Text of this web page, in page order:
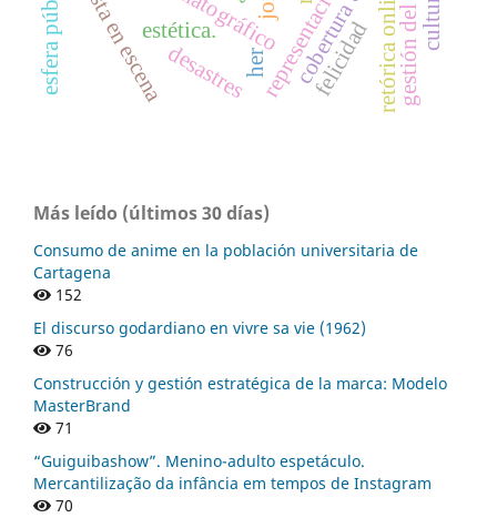
estética.
puesta en escena felicidad
her retórica online
desastres
Más leído (últimos 30 días)
Consumo de anime en la población universitaria de
Cartagena
152
El discurso godardiano en vivre sa vie (1962)
76
Construcción y gestión estratégica de la marca: Modelo
MasterBrand
71
“Guiguibashow”. Menino-adulto espetáculo.
Mercantilização da infância em tempos de Instagram
70